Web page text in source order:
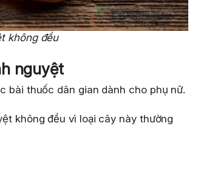
không đều
nguyệt
bài thuốc dân gian dành cho phụ nữ.
không đều vì loại cây này thường